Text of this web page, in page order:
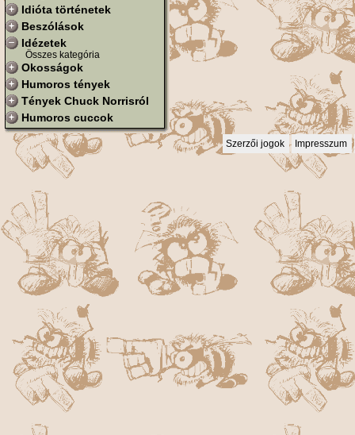
Idióta történetek
Beszólások
Idézetek
Összes kategória
Okosságok
Humoros tények
Tények Chuck Norrisról
Humoros cuccok
Szerzői jogok Impresszum